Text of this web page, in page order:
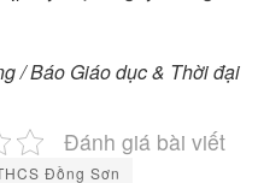
/ Báo Giáo dục & Thời đại
Đánh giá bài viết
Đồng Sơn